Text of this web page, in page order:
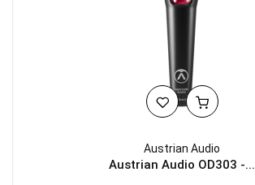
Austrian Audio
Austrian Audio OD303 -...